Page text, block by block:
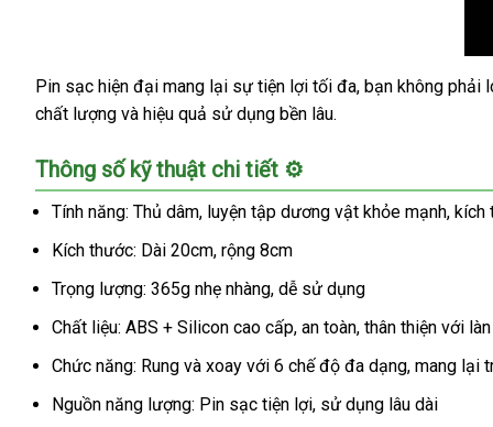
Máy
thủ
tự
động
Youcup
Rock
cao
sạc
pin
tiện
lợi
Pin sạc hiện đại mang lại sự tiện lợi tối đa, bạn không phải
chất lượng và hiệu quả sử dụng bền lâu.
Thông số kỹ thuật chi tiết ⚙️
Tính năng: Thủ dâm, luyện tập dương vật khỏe mạnh,
Kích thước: Dài 20cm, rộng 8cm
Trọng lượng: 365g nhẹ nhàng, dễ sử dụng
Chất liệu: ABS + Silicon cao cấp, an toàn, thân thiện với
Chức năng: Rung và xoay với 6 chế độ đa dạng, mang lại
Nguồn năng lượng: Pin sạc tiện lợi, sử dụng lâu dài